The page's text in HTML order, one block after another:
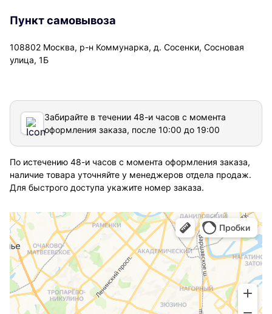
Пункт самовывоза
108802 Москва, р-н Коммунарка, д. Сосенки, Сосновая
улица, 1Б
Забирайте в течении 48-и часов с момента
оформления заказа, после 10:00 до 19:00
По истечению 48-и часов с момента оформления заказа,
наличие товара уточняйте у менеджеров отдела продаж.
Для быстрого доступа укажите номер заказа.